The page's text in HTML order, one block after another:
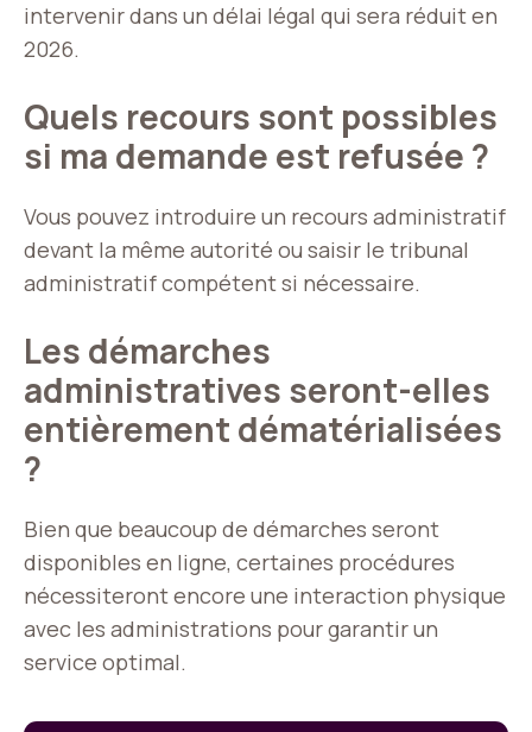
intervenir dans un délai légal qui sera réduit en
2026.
Quels recours sont possibles
si ma demande est refusée ?
Vous pouvez introduire un recours administratif
devant la même autorité ou saisir le tribunal
administratif compétent si nécessaire.
Les démarches
administratives seront-elles
entièrement dématérialisées
?
Bien que beaucoup de démarches seront
disponibles en ligne, certaines procédures
nécessiteront encore une interaction physique
avec les administrations pour garantir un
service optimal.